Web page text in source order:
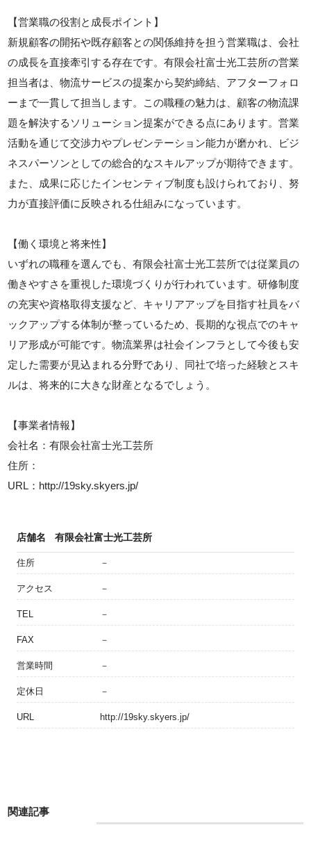
【営業職の役割と成長ポイント】
新規顧客の開拓や既存顧客との関係維持を担う営業職は、会社
の成長を直接牽引する存在です。有限会社富士光工芸所の営業
担当者は、物流サービスの提案から契約締結、アフターフォロ
ーまで一貫して担当します。この職種の魅力は、顧客の物流課
題を解決するソリューション提案ができる点にあります。営業
活動を通じて交渉力やプレゼンテーション能力が磨かれ、ビジ
ネスパーソンとしての総合的なスキルアップが期待できます。
また、成果に応じたインセンティブ制度も設けられており、努
力が直接評価に反映される仕組みになっています。
【働く環境と将来性】
いずれの職種を選んでも、有限会社富士光工芸所では従業員の
働きやすさを重視した環境づくりが行われています。研修制度
の充実や資格取得支援など、キャリアアップを目指す社員をバ
ックアップする体制が整っているため、長期的な視点でのキャ
リア形成が可能です。物流業界は社会インフラとして今後も安
定した需要が見込まれる分野であり、同社で培った経験とスキ
ルは、将来的に大きな財産となるでしょう。
【事業者情報】
会社名：有限会社富士光工芸所
住所：
URL：http://19sky.skyers.jp/
店舗名 有限会社富士光工芸所
住所 －
アクセス －
TEL －
FAX －
営業時間 －
定休日 －
URL http://19sky.skyers.jp/
関連記事